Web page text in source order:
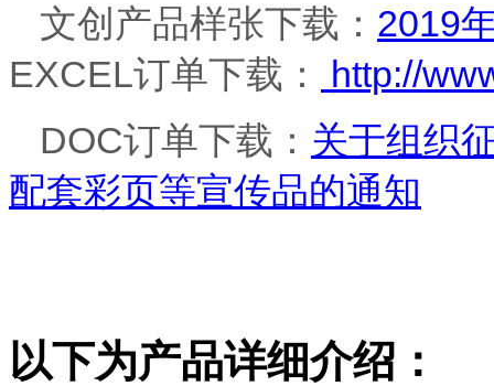
文创产品样张下载： 2019
EXCEL订单下载：
http://
DOC订单下载： 关于组织
配套彩页等宣传品的通知
以下为产品详细介绍：